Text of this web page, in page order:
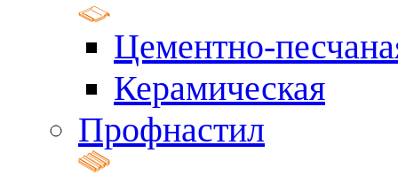
Цементно-
Керамическая
Профнастил